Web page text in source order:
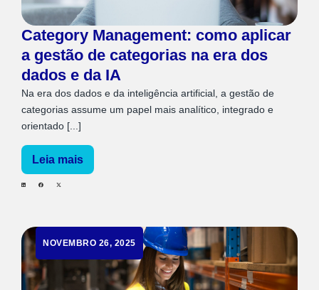
Category Management: como aplicar
a gestão de categorias na era dos
dados e da IA
Na era dos dados e da inteligência artificial, a gestão de
categorias assume um papel mais analítico, integrado e
orientado [...]
Leia mais
NOVEMBRO 26, 2025